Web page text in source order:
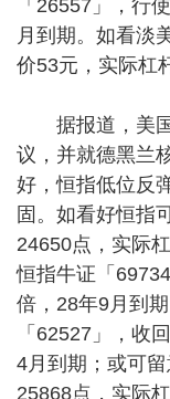
「26557」，行
月到期。如看淡
价53元，实际杠
据报道，美国
议，并就德黑兰
好，恒指低位反
固。如看好恒指
24650点，实际
恒指牛证「
倍，28年9月到
「62527」，收
4月到期；或可
25868点，实际